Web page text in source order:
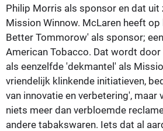
Philip Morris als sponsor en dat
Mission Winnow. McLaren heeft
Better Tommorow' als sponsor;
American Tobacco. Dat wordt
als eenzelfde 'dekmantel' als
vriendelijk klinkende initiatieven,
van innovatie en verbetering',
niets meer dan verbloemde
andere tabakswaren. Iets dat al